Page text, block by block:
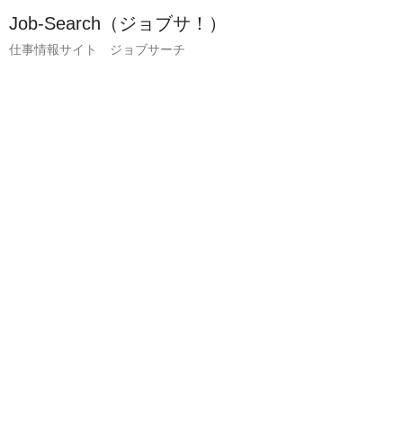
Job-Search（ジョブサ！）
仕事情報サイト ジョブサーチ